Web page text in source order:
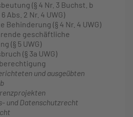
(§ 4 Nr. 3 Buchst. b
6 Abs. 2 Nr. 4 UWG)
Behinderung (§ 4 Nr. 4 UWG)
geschäftliche
(§ 5 UWG)
(§ 3a UWG)
und ausgeübten
und Datenschutzrecht